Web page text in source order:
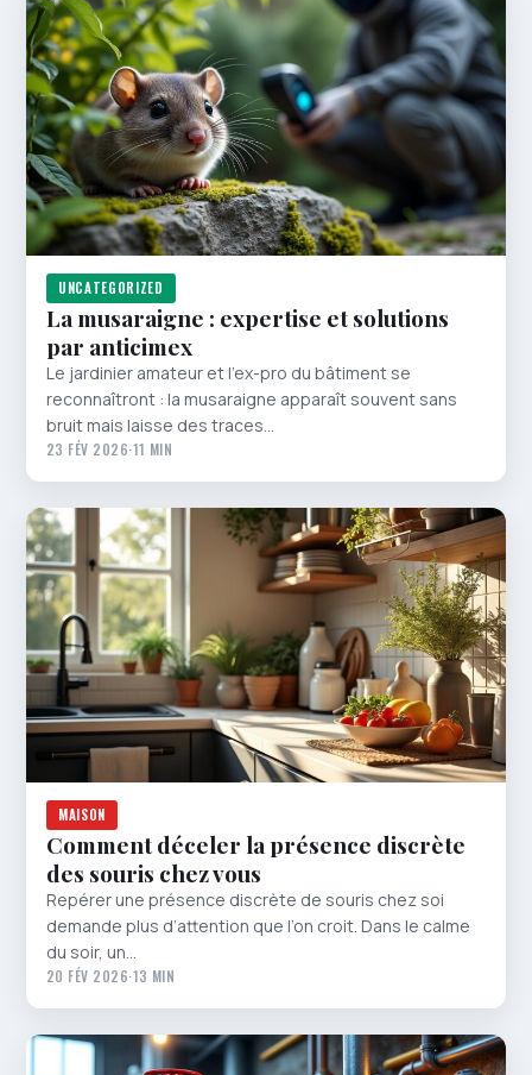
UNCATEGORIZED
La musaraigne : expertise et solutions
par anticimex
Le jardinier amateur et l’ex-pro du bâtiment se
reconnaîtront : la musaraigne apparaît souvent sans
bruit mais laisse des traces…
23 FÉV 2026·11 MIN
MAISON
Comment déceler la présence discrète
des souris chez vous
Repérer une présence discrète de souris chez soi
demande plus d’attention que l’on croit. Dans le calme
du soir, un…
20 FÉV 2026·13 MIN